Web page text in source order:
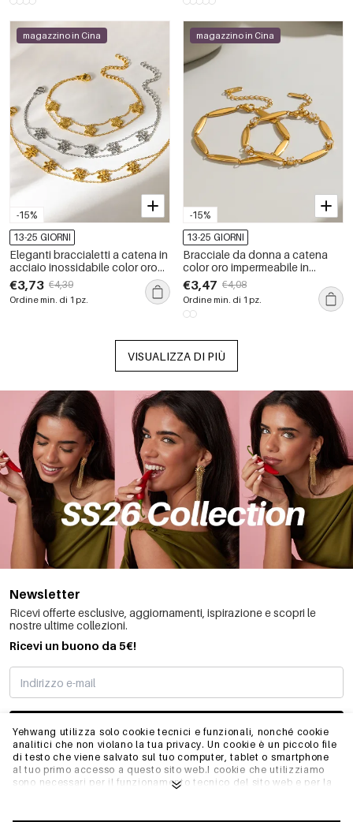
Yehwang utilizza solo cookie tecnici e funzionali, nonché cookie
analitici che non violano la tua privacy. Un cookie è un piccolo file
di testo che viene salvato sul tuo computer, tablet o smartphone
al tuo primo accesso a questo sito web.I cookie che utilizziamo
sono necessari per il funzionamento tecnico del sito web e per la
-15%
magazzino in Cina
13-25 GIORNI
Eleganti braccialetti a catena in
acciaio inossidabile color oro
con motivo floreale,
impermeabili.
€3,73 €4,39
Ordine min. di 1 pz.
-15%
magazzino in Cina
13-25 GIORNI
Bracciale da donna a catena
color oro impermeabile in
acciaio inossidabile a forma
ellittica con strass.
€3,47 €4,08
Ordine min. di 1 pz.
VISUALIZZA DI PIÙ
Newsletter
Ricevi offerte esclusive, aggiornamenti, ispirazione e scopri le
nostre ultime collezioni.
Ricevi un buono da 5€!
MI STO REGISTRANDO
INFO